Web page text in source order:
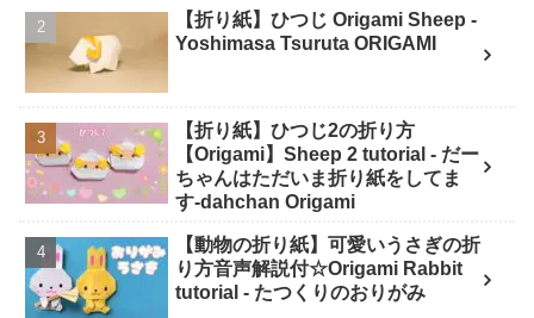
【折り紙】ひつじ Origami Sheep -
Yoshimasa Tsuruta ORIGAMI
【折り紙】ひつじ2の折り方
【Origami】Sheep 2 tutorial - だー
ちゃんはただいま折り紙をしてま
す-dahchan Origami
【動物の折り紙】可愛いうさぎの折
り方音声解説付☆Origami Rabbit
tutorial - たつくりのおりがみ